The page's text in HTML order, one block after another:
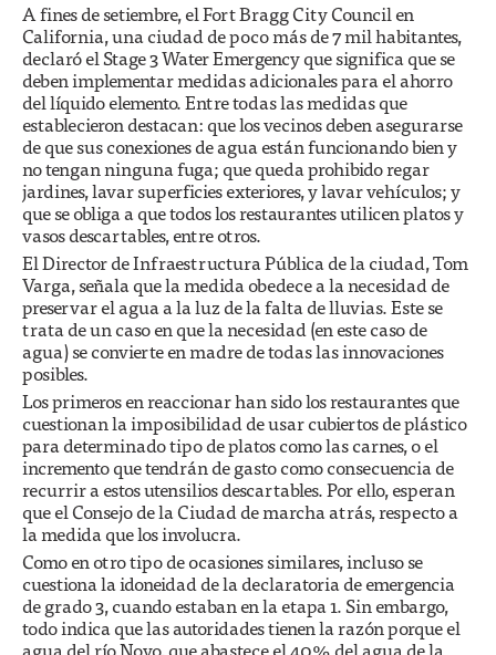
A fines de setiembre, el Fort Bragg City Council en
California, una ciudad de poco más de 7 mil habitantes,
declaró el Stage 3 Water Emergency que significa que se
deben implementar medidas adicionales para el ahorro
del líquido elemento. Entre todas las medidas que
establecieron destacan: que los vecinos deben asegurarse
de que sus conexiones de agua están funcionando bien y
no tengan ninguna fuga; que queda prohibido regar
jardines, lavar superficies exteriores, y lavar vehículos; y
que se obliga a que todos los restaurantes utilicen platos y
vasos descartables, entre otros.
El Director de Infraestructura Pública de la ciudad, Tom
Varga, señala que la medida obedece a la necesidad de
preservar el agua a la luz de la falta de lluvias. Este se
trata de un caso en que la necesidad (en este caso de
agua) se convierte en madre de todas las innovaciones
posibles.
Los primeros en reaccionar han sido los restaurantes que
cuestionan la imposibilidad de usar cubiertos de plástico
para determinado tipo de platos como las carnes, o el
incremento que tendrán de gasto como consecuencia de
recurrir a estos utensilios descartables. Por ello, esperan
que el Consejo de la Ciudad de marcha atrás, respecto a
la medida que los involucra.
Como en otro tipo de ocasiones similares, incluso se
cuestiona la idoneidad de la declaratoria de emergencia
de grado 3, cuando estaban en la etapa 1. Sin embargo,
todo indica que las autoridades tienen la razón porque el